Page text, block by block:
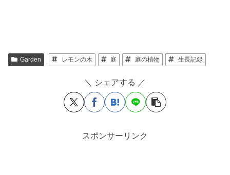
Garden レモンの木 庭 庭の植物 生長記録
＼ シェアする ／
スポンサーリンク